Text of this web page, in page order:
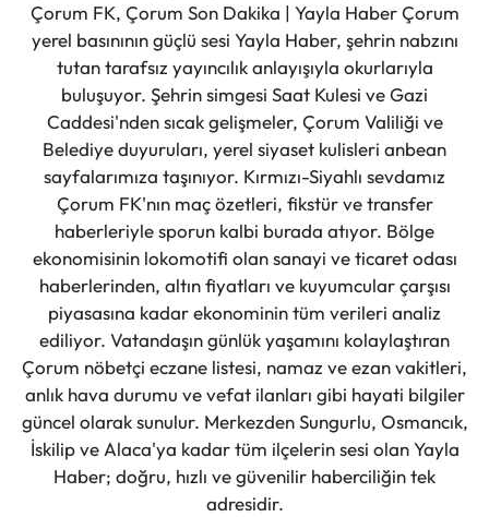
Çorum FK, Çorum Son Dakika | Yayla Haber Çorum
yerel basınının güçlü sesi Yayla Haber, şehrin nabzını
tutan tarafsız yayıncılık anlayışıyla okurlarıyla
buluşuyor. Şehrin simgesi Saat Kulesi ve Gazi
Caddesi'nden sıcak gelişmeler, Çorum Valiliği ve
Belediye duyuruları, yerel siyaset kulisleri anbean
sayfalarımıza taşınıyor. Kırmızı-Siyahlı sevdamız
Çorum FK'nın maç özetleri, fikstür ve transfer
haberleriyle sporun kalbi burada atıyor. Bölge
ekonomisinin lokomotifi olan sanayi ve ticaret odası
haberlerinden, altın fiyatları ve kuyumcular çarşısı
piyasasına kadar ekonominin tüm verileri analiz
ediliyor. Vatandaşın günlük yaşamını kolaylaştıran
Çorum nöbetçi eczane listesi, namaz ve ezan vakitleri,
anlık hava durumu ve vefat ilanları gibi hayati bilgiler
güncel olarak sunulur. Merkezden Sungurlu, Osmancık,
İskilip ve Alaca'ya kadar tüm ilçelerin sesi olan Yayla
Haber; doğru, hızlı ve güvenilir haberciliğin tek
adresidir.